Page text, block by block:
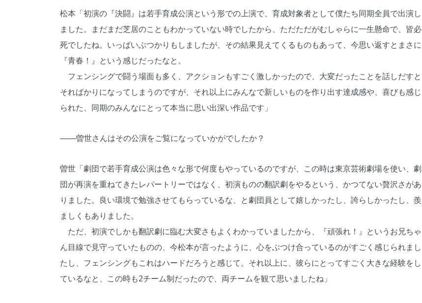
松本「初演の『決闘』は若手育成公演という形での上演で、育成対象者として僕たち同期全員で出演し
ました。まだまだ芝居のこともわかっていない時でしたから、ただただがむしゃらに一生懸命で、皆必
死でしたね。いっぱいぶつかりもしましたが、その結果見えてくるものもあって、今思い返すとまさに
『青春！』という感じだったなと。
フェンシングで闘う場面も多く、アクションもすごく激しかったので、大変だったことを話しだすと
そればかりになってしまうのですが、それ以上にみんなで新しいものを作り出す達成感や、喜びも感じ
られた、同期のみんなにとって本当に思い出深い作品です」
───曽世さんはその公演をご覧になっていかがでしたか？
曽世「劇団で若手育成公演は色々な形で何度もやっているのですが、この時は東京芸術劇場を使い、劇
団が再演を重ねてきたレパートリーではなく、初演ものの翻訳劇をやるという、かつてない贅沢さがあ
りました。良い環境で勉強させてもらっているな、と劇団員として嬉しかったし、誇らしかったし、羨
ましくもありました。
ただ、初演でしかも翻訳劇に臨む大変さもよくわかっていましたから、『頑張れ！』というお兄ちゃ
ん目線で見守っていたものの、今松本が言ったように、心をぶつけ合っているのがすごく感じられまし
たし、フェンシングもこれはハードだろうと感じて。それ以上に、彼らにとってすごく大きな経験をし
ているなと、この時も2チーム制だったので、両チームを観て思いましたね」